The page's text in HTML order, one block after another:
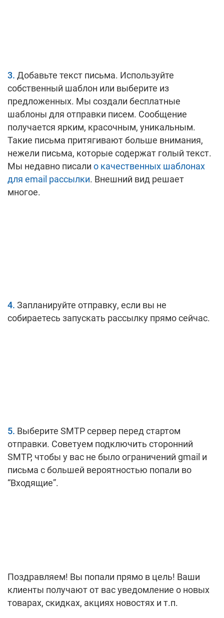
Добавьте текст письма. Используйте
собственный шаблон или выберите из
предложенных. Мы создали бесплатные
шаблоны для отправки писем. Сообщение
получается ярким, красочным, уникальным.
Такие письма притягивают больше внимания,
нежели письма, которые содержат голый текст.
Мы недавно писали о качественных шаблонах
для email рассылки. Внешний вид решает
многое.
Запланируйте отправку, если вы не
собираетесь запускать рассылку прямо сейчас.
Выберите SMTP сервер перед стартом
отправки. Советуем подключить сторонний
SMTP, чтобы у вас не было ограничений gmail и
письма с большей вероятностью попали во
“Входящие”.
Поздравляем! Вы попали прямо в цель! Ваши
клиенты получают от вас уведомление о новых
товарах, скидках, акциях новостях и т.п.